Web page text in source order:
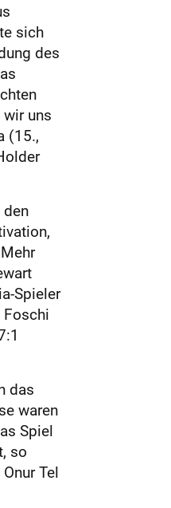
sich
des
uns
(15.,
Spieler
das
waren
Spiel
so
Tel